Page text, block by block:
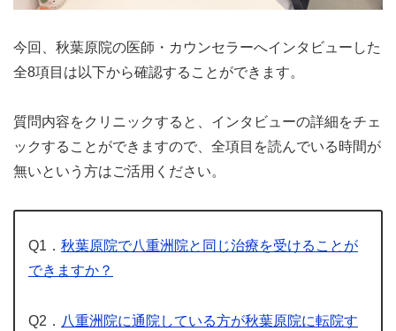
今回、秋葉原院の医師・カウンセラーへインタビューした
全8項目は以下から確認することができます。
質問内容をクリニックすると、インタビューの詳細をチェ
ックすることができますので、全項目を読んでいる時間が
無いという方はご活用ください。
Q1． 秋葉原院で八重洲院と同じ治療を受けることが
できますか？
Q2． 八重洲院に通院している方が秋葉原院に転院す